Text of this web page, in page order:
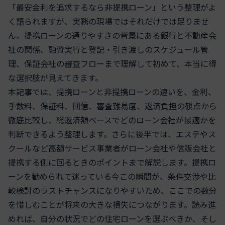
「最安金利を追求するなら非提携ローン」という整理がよ
く語られますが、実務の現場ではそれだけでは足りませ
ん。提携ローンの通りやすさの背景にある銀行と不動産会
社の関係、融資実行と登記・引き渡しのスケジュール管
理、保証会社の審査フローまで理解して初めて、本当に得
な選択肢が見えてきます。
本記事では、提携ローンと非提携ローンの違いを、金利、
手数料、保証料、団信、審査難易度、返済負担の観点から
徹底比較し、総返済額ベースでどのローン会社が最適かを
判断できるよう整理します。さらに後半では、エステやス
クールなど高額サービス事業者がローン会社や信販会社と
提携する側に回るときのポイントまで解説します。提携ロ
ーンを勧められて迷っている今この瞬間が、条件交渉や比
較検討のラストチャンスになりやすいため、ここでの数分
を惜しむことが将来の大きな損失につながります。読み進
めれば、自分の状況でどの住宅ローンを選ぶべきか、そし